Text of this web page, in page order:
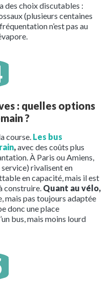
des choix discutables :
(plusieurs centaines
n’est pas au
: quelles options
?
course. Les bus
,avec des coûts plus
À Paris ou Amiens,
rivalisent en
en capacité, mais il est
construire. Quant au vélo,
mais pas toujours adaptée
donc une place
bus, mais moins lourd